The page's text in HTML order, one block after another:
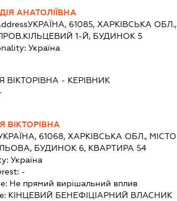
АНАТОЛІЇВНА
УКРАЇНА, 61085, ХАРКІВСЬКА ОБЛ.,
1-Й, БУДИНОК 5
Україна
ВІКТОРІВНА - КЕРІВНИК
ВІКТОРІВНА
61068, ХАРКІВСЬКА ОБЛ., МІСТО
БУДИНОК 6, КВАРТИРА 54
Україна
-
Не прямий вирішальний вплив
КІНЦЕВИЙ БЕНЕФІЦІАРНИЙ ВЛАСНИК